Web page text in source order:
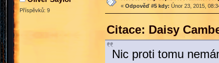
Příspěvků: 9
« Odpověď #5 kdy: Únor 23, 2015,
Citace: Daisy
Nic proti tomu